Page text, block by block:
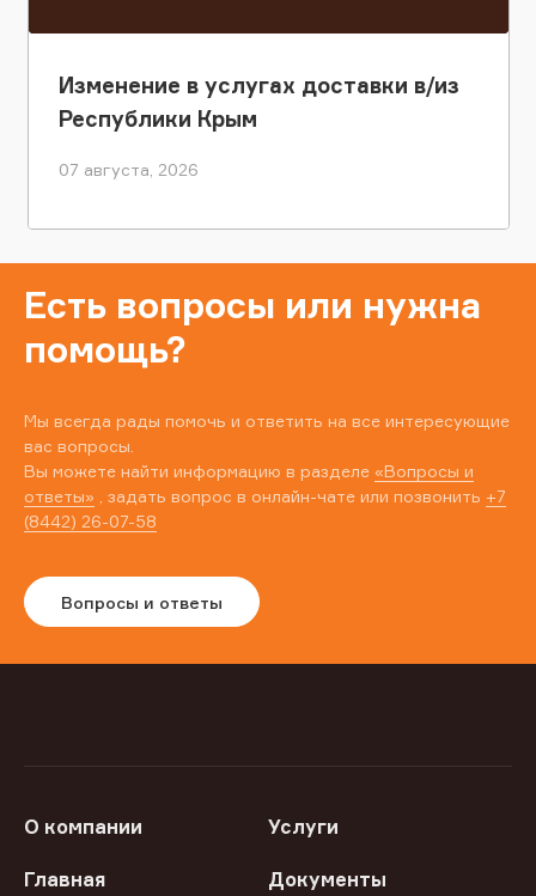
Изменение в услугах доставки в/из
Республики Крым
07 августа, 2026
Есть вопросы или нужна
помощь?
Мы всегда рады помочь и ответить на все интересующие
вас вопросы.
Вы можете найти информацию в разделе «Вопросы и
ответы» , задать вопрос в онлайн-чате или позвонить +7
(8442) 26-07-58
Вопросы и ответы
О компании Услуги
Главная Документы